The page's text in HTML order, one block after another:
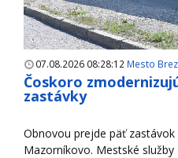
07.08.2026 08:28:12 Mesto
Čoskoro
zastávky
Obnovou prejde päť
Mazorníkovo. Mestské služby